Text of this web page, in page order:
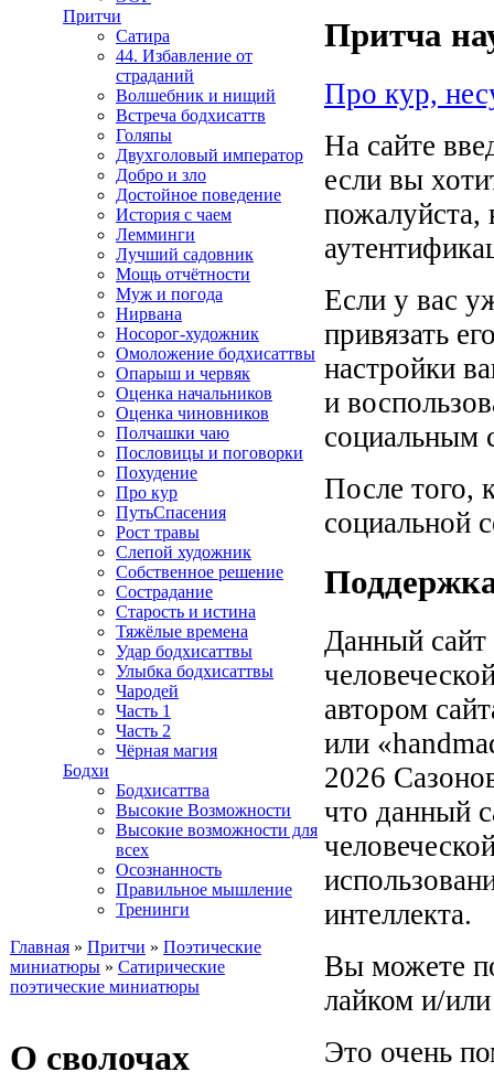
Притчи
Сатира
44. Избавление от
страданий
Волшебник и нищий
Встреча бодхисаттв
Голяпы
Двухголовый император
Добро и зло
Достойное поведение
История с чаем
Лемминги
Лучший садовник
Мощь отчётности
Муж и погода
Нирвана
Носорог-художник
Омоложение бодхисаттвы
Опарыш и червяк
Оценка начальников
Оценка чиновников
Полчашки чаю
Пословицы и поговорки
Похудение
Про кур
ПутьСпасения
Рост травы
Слепой художник
Собственное решение
Сострадание
Старость и истина
Тяжёлые времена
Удар бодхисаттвы
Улыбка бодхисаттвы
Чародей
Часть 1
Часть 2
Чёрная магия
Бодхи
Бодхисаттва
Высокие Возможности
Высокие возможности для
всех
Осознанность
Правильное мышление
Тренинги
Вы здесь
Главная » Притчи » Поэтические
миниатюры » Сатирические
поэтические миниатюры
О сволочах
Притча
Про кур,
На сайте
если вы
пожалуйста,
Если у вас
привязать
настройки
и
социальным
После того,
социальной
Данный
автором
или
2026
что данный
интеллекта.
Вы можете
лайком и/
Это очень